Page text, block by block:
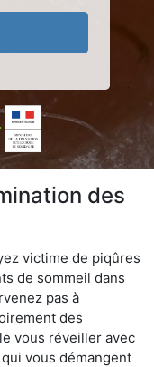
des
victime de piqûres
de sommeil dans
pas à
des
vous réveiller avec
vous démangent